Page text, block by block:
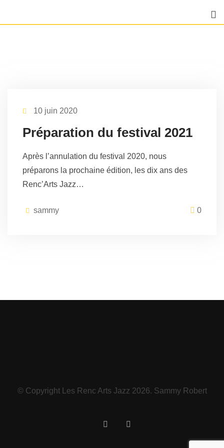
10 juin 2020
Préparation du festival 2021
Après l’annulation du festival 2020, nous
préparons la prochaine édition, les dix ans des
Renc’Arts Jazz…
sammy 0
© Copyright Les Renc Arts Jazz 2026. Sammy Robert